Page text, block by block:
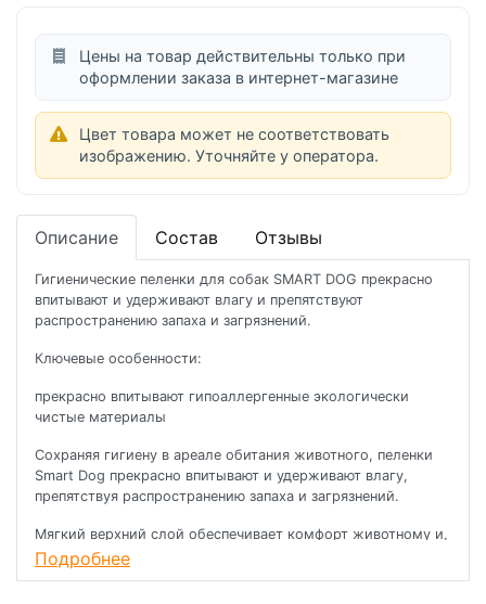
Цены на товар действительны только при
оформлении заказа в интернет-магазине
Цвет товара может не соответствовать
изображению. Уточняйте у оператора.
Описание Состав Отзывы
Гигиенические пеленки для собак SMART DOG прекрасно
впитывают и удерживают влагу и препятствуют
распространению запаха и загрязнений.
Ключевые особенности:
прекрасно впитывают гипоаллергенные экологически
чистые материалы
Сохраняя гигиену в ареале обитания животного, пеленки
Smart Dog прекрасно впитывают и удерживают влагу,
препятствуя распространению запаха и загрязнений.
Мягкий верхний слой обеспечивает комфорт животному и,
будучи гипоаллергенным, исключает возможность
Подробнее